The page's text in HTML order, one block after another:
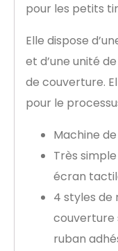
pour les petits
Elle dispose
et d’une unité
de couverture.
pour le
Machine
Très
écran
4 styles de
couverture
ruban